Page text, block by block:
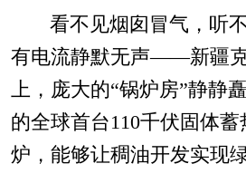
看不见烟囱冒气，听
有电流静默无声——新疆
上，庞大的“锅炉房”静静
的全球首台110千伏固体
炉，能够让稠油开发实现